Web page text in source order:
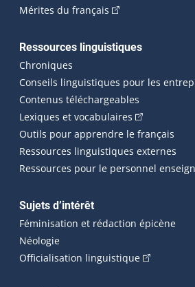
Mérites du français (Cet hyperlien
Ressources linguistiques
Chroniques
Conseils linguistiques pour les
Contenus téléchargeables
Lexiques et vocabulaires (Cet
Outils pour apprendre le français
Ressources linguistiques externes
Ressources pour le personnel
Sujets d’intérêt
Féminisation et rédaction épicène
Néologie
Officialisation linguistique(Cet